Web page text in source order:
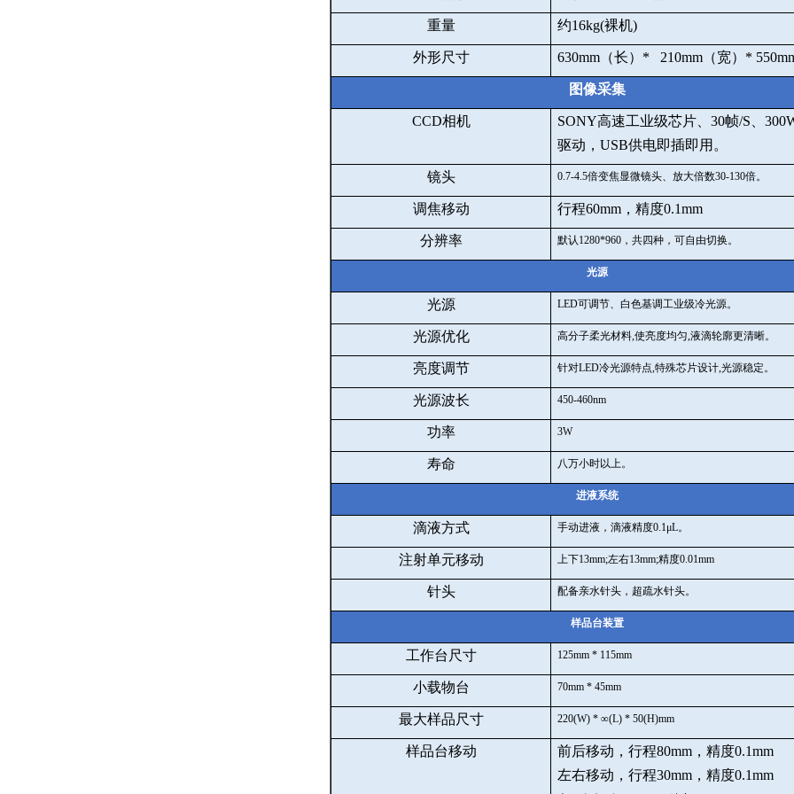
重量 约16kg(裸机)
外形尺寸 630mm （长） * 210mm （宽） *
图像采集
CCD相机 SONY高速工业级芯片、 30帧/S
驱动， USB供电即插即用。
镜头 0.7-4.5倍变焦显微镜头、放大倍数30-130倍。
调焦移动 行程60mm ，精度0.1mm
分辨率 默认1280*960 ，共四种，可自由切换。
光源
光源 LED可调节、白色基调工业级冷光源。
光源优化 高分子柔光材料,使亮度均匀,液滴轮廓更清晰。
亮度调节 针对LED冷光源特点,特殊芯片设计,光源稳定。
光源波长 450-460nm
功率 3W
寿命 八万小时以上。
进液系统
滴液方式 手动进液，滴液精度0.1μL。
注射单元移动 上下13mm;左右13mm;精度0.01mm
针头 配备亲水针头，超疏水针头。
样品台装置
工作台尺寸 125mm * 115mm
小载物台 70mm * 45mm
最大样品尺寸 220(W) * ∞(L) * 50(H)mm
样品台移动 前后移动，行程80mm ，精度0.1mm
左右移动，行程30mm ，精度0.1mm